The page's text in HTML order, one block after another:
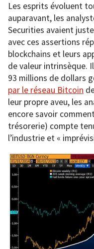
Les esprits évoluent
auparavant, les
Securities avaient
avec ces assertions
blockchains et leurs
de valeur intrinsèque.
93 millions de dollars
par le réseau Bitcoin
leur propre aveu, les
encore savoir
trésorerie) compte
l’industrie et «